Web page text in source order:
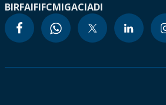
BIRFAIFIFCMIGACIADI